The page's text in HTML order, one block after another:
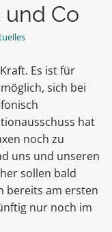
Co
Es ist für
sich bei
hat
noch zu
uns und unseren
sollen bald
bereits am ersten
nur noch im